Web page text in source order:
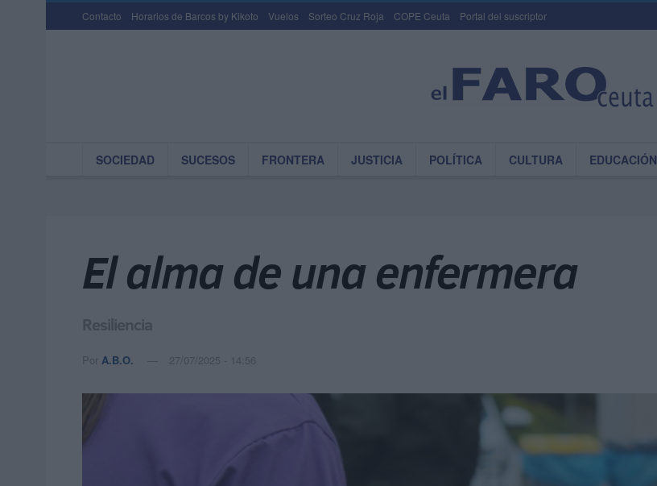
Contacto Horarios de Barcos by Kikoto Vuelos Sorteo Cruz Roja COPE Ceuta Portal del suscriptor
SOCIEDAD SUCESOS FRONTERA JUSTICIA POLÍTICA CULTURA EDUCACIÓN
El alma de una enfermera
Resiliencia
Por A.B.O. 27/07/2025 - 14:56